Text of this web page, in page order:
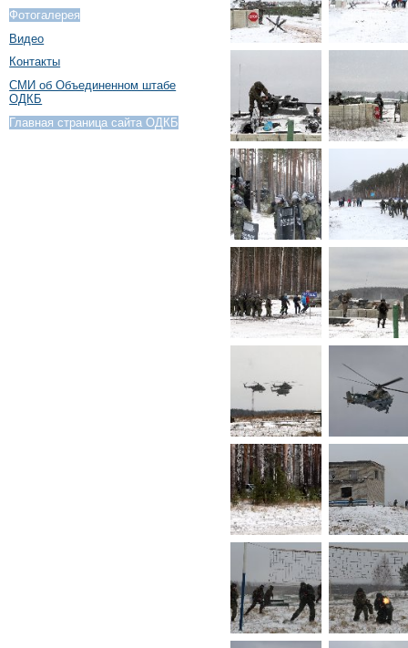
Фотогалерея
Видео
Контакты
СМИ об Объединенном штабе
ОДКБ
Главная страница сайта ОДКБ